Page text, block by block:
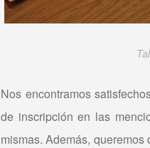
Nos encontramos
de inscripción en las
mismas. Además,